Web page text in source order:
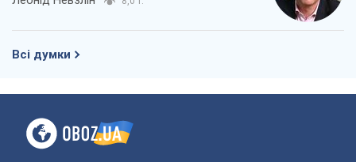
Всі думки